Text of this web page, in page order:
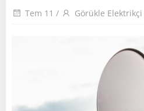
Tem 11 / Görükle Elektrikçi